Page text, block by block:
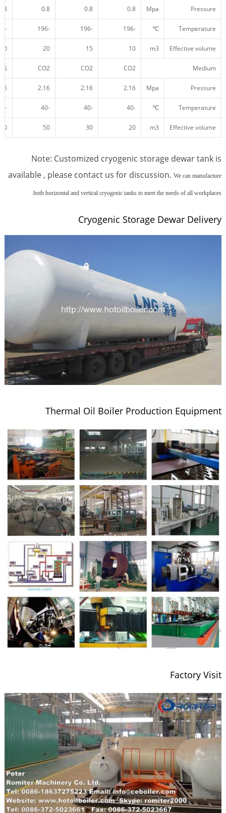
Pressure
Mpa
0.8
0.8
0.8
Temperature
℃
-196
-196
-196
-196
Effective volume
m3
10
15
20
30
Medium
CO2
CO2
CO2
Pressure
Mpa
2.16
2.16
2.16
Temperature
℃
-40
-40
-40
-196
Effective volume
m3
20
30
50
60
Note: Customized cryogenic storage dewar tank is
available , please contact us for discussion.We can manufacture
both horizontal and vertical cryogenic tanks to meet the needs of all workplaces.
Cryogenic Storage Dewar Delivery
Thermal Oil Boiler Production Equipment
Factory Visit